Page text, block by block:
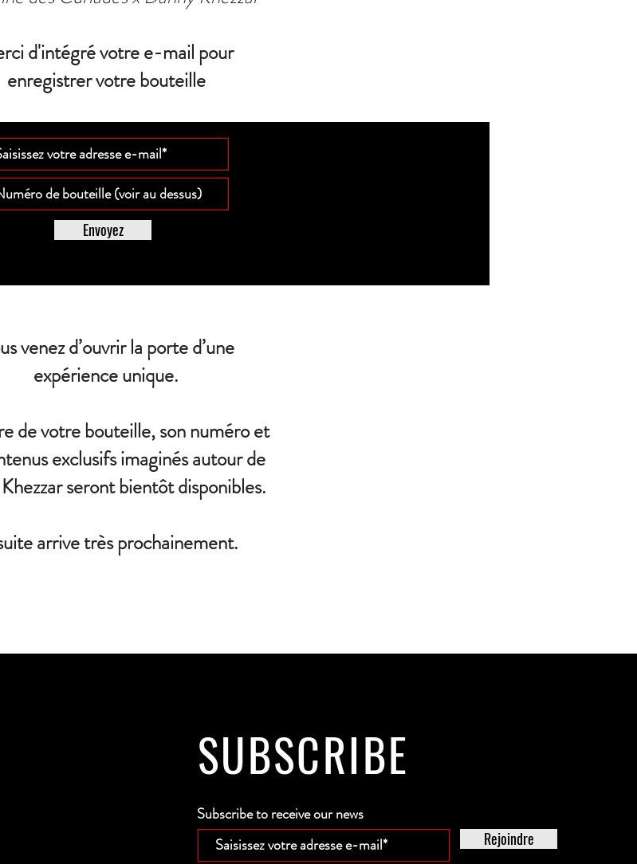
d'intégré votre e-mail pour
enregistrer votre bouteille
Envoyez
venez d’ouvrir la porte d’une
expérience unique.
de votre bouteille, son numéro et
exclusifs imaginés autour de
seront bientôt disponibles.
arrive très prochainement.
SUBSCRIBE
Subscribe to receive our news
Rejoindre